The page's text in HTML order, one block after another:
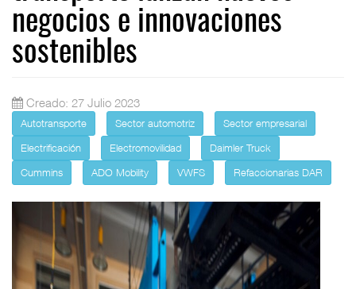
negocios e innovaciones
sostenibles
Creado: 27 Julio 2023
Autotransporte Sector automotriz
Sector empresarial
Electrificación
Electromovilidad
Daimler Truck
Cummins
ADO Mobility VWFS Refaccionarias DAR